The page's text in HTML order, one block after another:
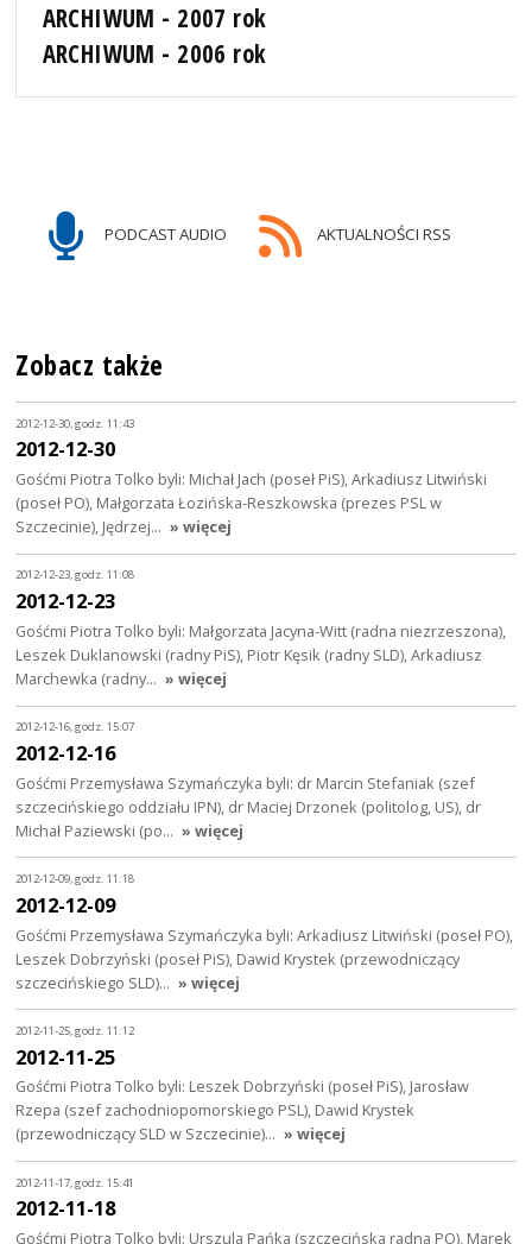
ARCHIWUM - 2007 rok
ARCHIWUM - 2006 rok
PODCAST AUDIO AKTUALNOŚCI RSS
Zobacz także
2012-12-30, godz. 11:43
2012-12-30
Gośćmi Piotra Tolko byli: Michał Jach (poseł PiS), Arkadiusz Litwiński
(poseł PO), Małgorzata Łozińska-Reszkowska (prezes PSL w
Szczecinie), Jędrzej… » więcej
2012-12-23, godz. 11:08
2012-12-23
Gośćmi Piotra Tolko byli: Małgorzata Jacyna-Witt (radna niezrzeszona),
Leszek Duklanowski (radny PiS), Piotr Kęsik (radny SLD), Arkadiusz
Marchewka (radny… » więcej
2012-12-16, godz. 15:07
2012-12-16
Gośćmi Przemysława Szymańczyka byli: dr Marcin Stefaniak (szef
szczecińskiego oddziału IPN), dr Maciej Drzonek (politolog, US), dr
Michał Paziewski (po… » więcej
2012-12-09, godz. 11:18
2012-12-09
Gośćmi Przemysława Szymańczyka byli: Arkadiusz Litwiński (poseł PO),
Leszek Dobrzyński (poseł PiS), Dawid Krystek (przewodniczący
szczecińskiego SLD)… » więcej
2012-11-25, godz. 11:12
2012-11-25
Gośćmi Piotra Tolko byli: Leszek Dobrzyński (poseł PiS), Jarosław
Rzepa (szef zachodniopomorskiego PSL), Dawid Krystek
(przewodniczący SLD w Szczecinie)… » więcej
2012-11-17, godz. 15:41
2012-11-18
Gośćmi Piotra Tolko byli: Urszula Pańka (szczecińska radna PO), Marek